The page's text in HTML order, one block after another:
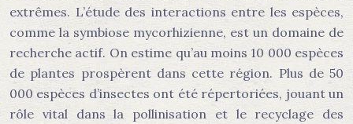
extrêmes. L’étude des interactions entre les espèces,
comme la symbiose mycorhizienne, est un domaine de
recherche actif. On estime qu’au moins 10 000 espèces
de plantes prospèrent dans cette région. Plus de 50
000 espèces d’insectes ont été répertoriées, jouant un
rôle vital dans la pollinisation et le recyclage des